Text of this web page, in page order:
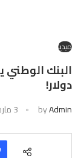
ميديا
البنك الوطني
دولار!
byAdmin 3 مارس، 2019